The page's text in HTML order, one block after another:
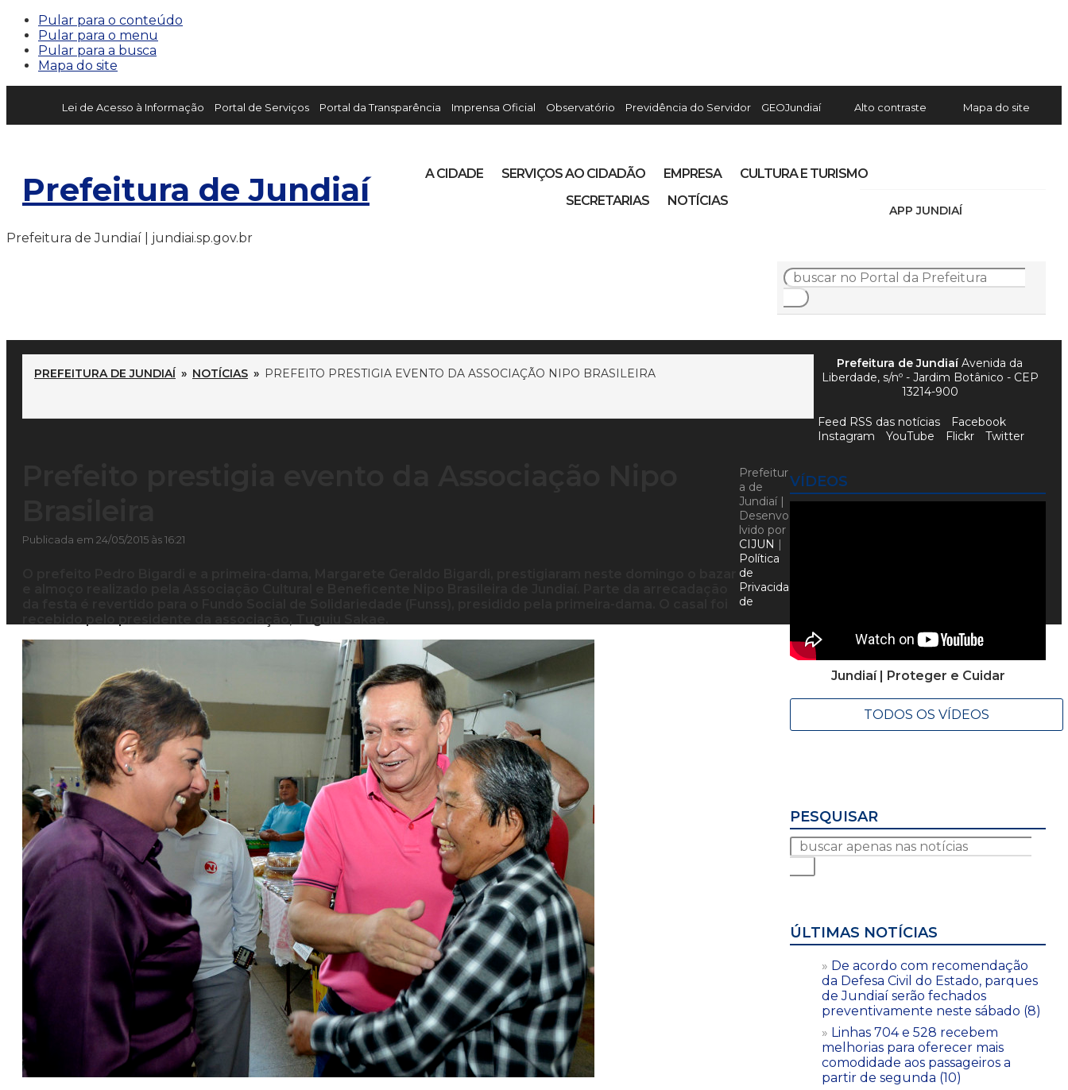
Pular para o conteúdo
Pular para o menu
Pular para a busca
Mapa do site
Lei de Acesso à Informação Portal de Serviços Portal da Transparência Imprensa Oficial Observatório Previdência do Servidor GEOJundiaí Alto contraste Mapa do site
Prefeitura de Jundiaí
APP JUNDIAÍ
A CIDADE SERVIÇOS AO CIDADÃO EMPRESA
CULTURA E TURISMO
SECRETARIAS
NOTÍCIAS
Prefeitura de Jundiaí | jundiai.sp.gov.br
PREFEITURA DE JUNDIAÍ » NOTÍCIAS » PREFEITO PRESTIGIA EVENTO DA ASSOCIAÇÃO NIPO BRASILEIRA
Publicada em 24/05/2015 às 16:21
VÍDEOS
Jundiaí | Proteger e Cuidar
TODOS OS VÍDEOS
PESQUISAR
ÚLTIMAS NOTÍCIAS
De acordo com recomendação
da Defesa Civil do Estado, parques
de Jundiaí serão fechados
preventivamente neste sábado (8)
Linhas 704 e 528 recebem
melhorias para oferecer mais
comodidade aos passageiros a
partir de segunda (10)
Prefeitura de JundiaíAvenida da
Liberdade, s/nº - Jardim Botânico - CEP
13214-900
Feed RSS das notícias
Facebook
Instagram
YouTube Flickr Twitter
Prefeitur
a de
Jundiaí |
Desenvo
lvido por
CIJUN |
Política
de
Privacida
de